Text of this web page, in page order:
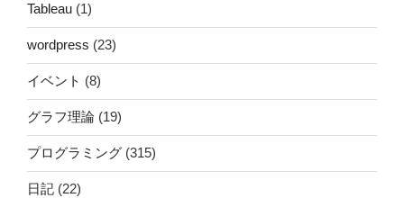
Tableau (1)
wordpress (23)
イベント (8)
グラフ理論 (19)
プログラミング (315)
日記 (22)